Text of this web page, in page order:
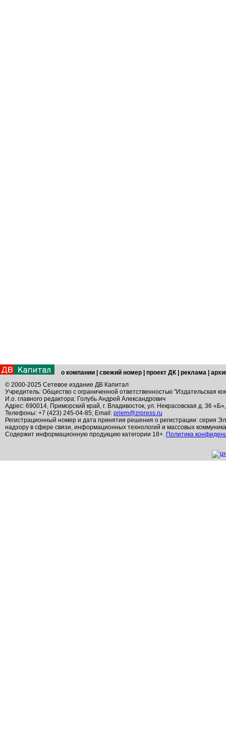
о компании свежий номер проект ДК реклама
© 2000-2025 Сетевое издание ДВ Капитал
Учредитель: Общество с ограниченной ответственностью "Издательская
И.о. главного редактора: Голубь Андрей Александрович
Адрес: 690014, Приморский край, г. Владивосток, ул. Некрасовская д. 36
Телефоны: +7 (423) 245-04-85; Email: priem@zrpress.ru
Регистрационный номер и дата принятия решения о регистрации: серия
надзору в сфере связи, информационных технологий и массовых
Содержит информационную продукцию категории 18+. Политика